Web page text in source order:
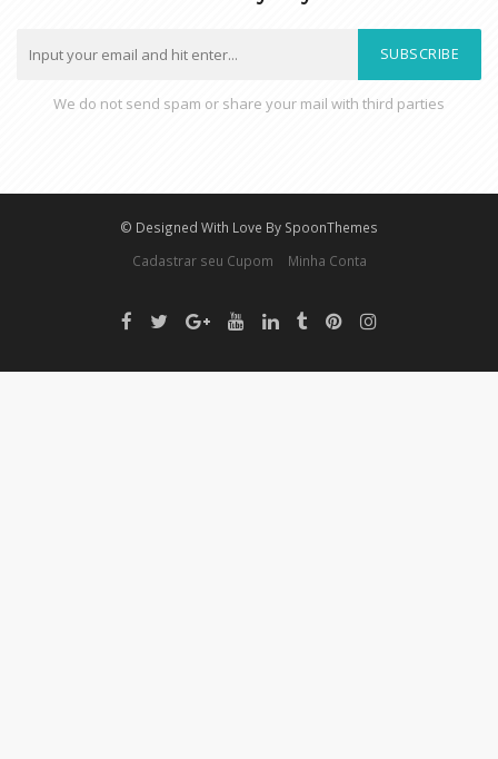
SUBSCRIBE
We do not send spam or share your mail with third parties
© Designed With Love By SpoonThemes
Cadastrar seu Cupom
Minha Conta